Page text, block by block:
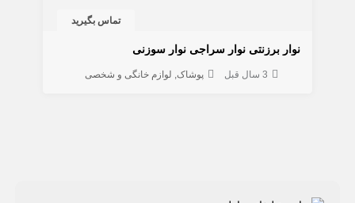
تماس بگیرید
نوار برزنتی نوار سراجی نوار سوزنی
3 سال قبل پوشاک لوازم خانگی و شخصی